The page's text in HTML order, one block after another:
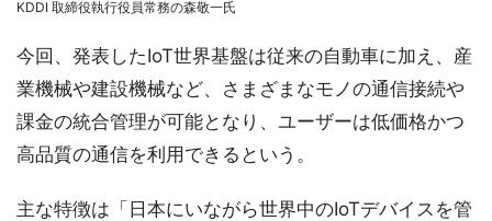
KDDI 取締役執行役員常務の森敬一氏
今回、発表したIoT世界基盤は従来の自動車に加え、産
業機械や建設機械など、さまざまなモノの通信接続や
課金の統合管理が可能となり、ユーザーは低価格かつ
高品質の通信を利用できるという。
主な特徴は「日本にいながら世界中のIoTデバイスを管